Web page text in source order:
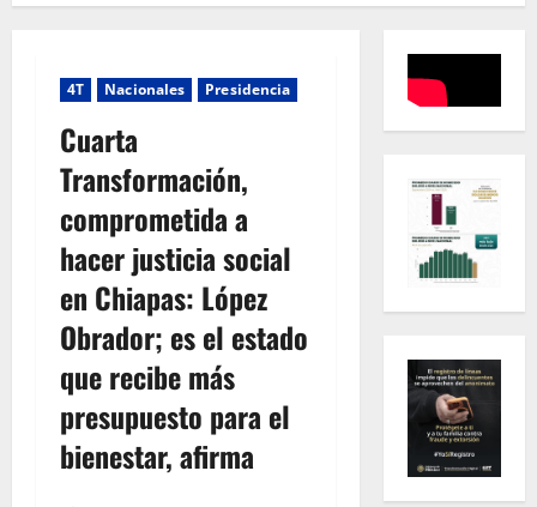
4T Nacionales Presidencia
Cuarta
Transformación,
comprometida a
hacer justicia social
en Chiapas: López
Obrador; es el estado
que recibe más
presupuesto para el
bienestar, afirma